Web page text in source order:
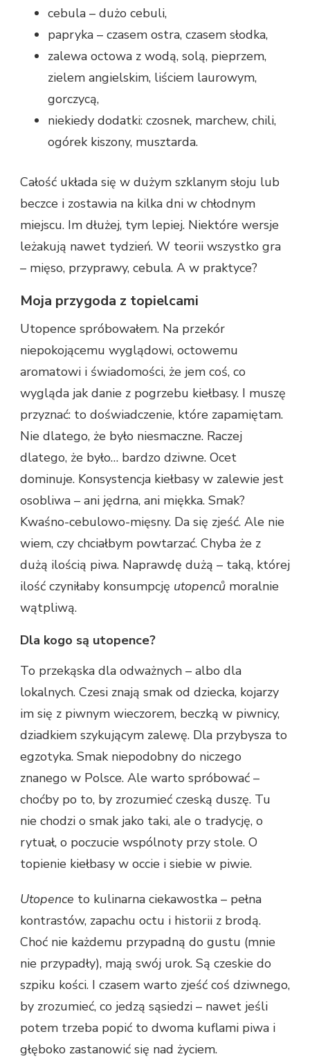
cebula – dużo cebuli,
papryka – czasem ostra, czasem słodka,
zalewa octowa z wodą, solą, pieprzem,
zielem angielskim, liściem laurowym,
gorczycą,
niekiedy dodatki: czosnek, marchew, chili,
ogórek kiszony, musztarda.
Całość układa się w dużym szklanym słoju lub
beczce i zostawia na kilka dni w chłodnym
miejscu. Im dłużej, tym lepiej. Niektóre wersje
leżakują nawet tydzień. W teorii wszystko gra
– mięso, przyprawy, cebula. A w praktyce?
Moja przygoda z topielcami
Utopence spróbowałem. Na przekór
niepokojącemu wyglądowi, octowemu
aromatowi i świadomości, że jem coś, co
wygląda jak danie z pogrzebu kiełbasy. I muszę
przyznać: to doświadczenie, które zapamiętam.
Nie dlatego, że było niesmaczne. Raczej
dlatego, że było… bardzo dziwne. Ocet
dominuje. Konsystencja kiełbasy w zalewie jest
osobliwa – ani jędrna, ani miękka. Smak?
Kwaśno-cebulowo-mięsny. Da się zjeść. Ale nie
wiem, czy chciałbym powtarzać. Chyba że z
dużą ilością piwa. Naprawdę dużą – taką, której
ilość czyniłaby konsumpcję utopenců moralnie
wątpliwą.
Dla kogo są utopence?
To przekąska dla odważnych – albo dla
lokalnych. Czesi znają smak od dziecka, kojarzy
im się z piwnym wieczorem, beczką w piwnicy,
dziadkiem szykującym zalewę. Dla przybysza to
egzotyka. Smak niepodobny do niczego
znanego w Polsce. Ale warto spróbować –
choćby po to, by zrozumieć czeską duszę. Tu
nie chodzi o smak jako taki, ale o tradycję, o
rytuał, o poczucie wspólnoty przy stole. O
topienie kiełbasy w occie i siebie w piwie.
Utopence to kulinarna ciekawostka – pełna
kontrastów, zapachu octu i historii z brodą.
Choć nie każdemu przypadną do gustu (mnie
nie przypadły), mają swój urok. Są czeskie do
szpiku kości. I czasem warto zjeść coś dziwnego,
by zrozumieć, co jedzą sąsiedzi – nawet jeśli
potem trzeba popić to dwoma kuflami piwa i
głęboko zastanowić się nad życiem.